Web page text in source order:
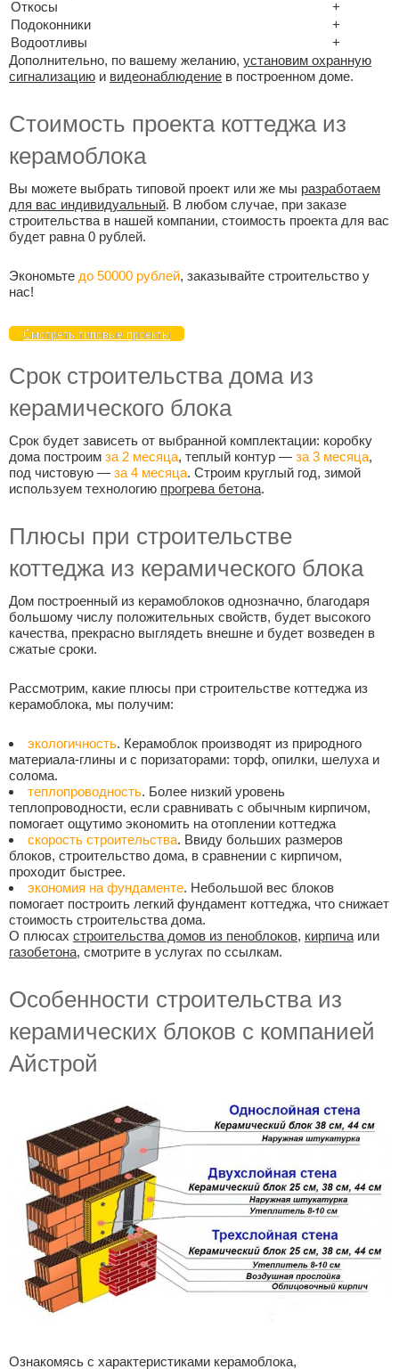
Откосы
+
Подоконники
+
Водоотливы
+
Дополнительно, по вашему желанию, установим охранную
сигнализацию и видеонаблюдение в построенном доме.
Стоимость проекта коттеджа из
керамоблока
Вы можете выбрать типовой проект или же мы разработаем
для вас индивидуальный. В любом случае, при заказе
строительства в нашей компании, стоимость проекта для вас
будет равна 0 рублей.
Экономьте до 50000 рублей, заказывайте строительство у
нас!
Смотреть типовые проекты
Срок строительства дома из
керамического блока
Срок будет зависеть от выбранной комплектации: коробку
дома построим за 2 месяца, теплый контур — за 3 месяца,
под чистовую — за 4 месяца. Строим круглый год, зимой
используем технологию прогрева бетона.
Плюсы при строительстве
коттеджа из керамического блока
Дом построенный из керамоблоков однозначно, благодаря
большому числу положительных свойств, будет высокого
качества, прекрасно выглядеть внешне и будет возведен в
сжатые сроки.
Рассмотрим, какие плюсы при строительстве коттеджа из
керамоблока, мы получим:
экологичность. Керамоблок производят из природного
материала-глины и с поризаторами: торф, опилки, шелуха и
солома.
теплопроводность. Более низкий уровень
теплопроводности, если сравнивать с обычным кирпичом,
помогает ощутимо экономить на отоплении коттеджа
скорость строительства. Ввиду больших размеров
блоков, строительство дома, в сравнении с кирпичом,
проходит быстрее.
экономия на фундаменте. Небольшой вес блоков
помогает построить легкий фундамент коттеджа, что снижает
стоимость строительства дома.
О плюсах строительства домов из пеноблоков, кирпича или
газобетона, смотрите в услугах по ссылкам.
Особенности строительства из
керамических блоков с компанией
Айстрой
Ознакомясь с характеристиками керамоблока,